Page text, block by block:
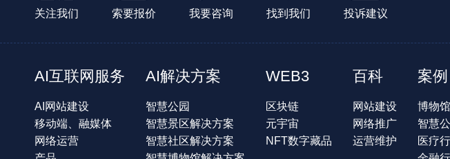
关注我们 索要报价 我要咨询 找到我们 投诉建议
AI互联网服务
AI网站建设
移动端、融媒体
网络运营
AI解决方案
智慧公园
智慧景区解决方案
智慧社区解决方案
WEB3
区块链
元宇宙
NFT数字藏品
百科
网站建设
网络推广
运营维护
案例
博物
智慧
医疗